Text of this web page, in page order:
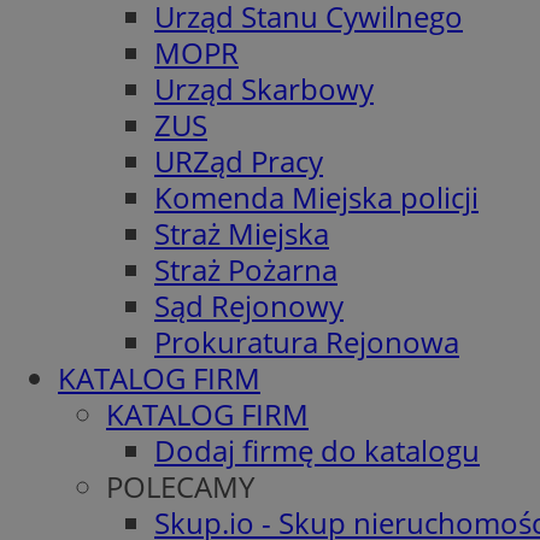
Urząd Stanu Cywilnego
MOPR
Urząd Skarbowy
ZUS
URZąd Pracy
Komenda Miejska policji
Straż Miejska
Straż Pożarna
Sąd Rejonowy
Prokuratura Rejonowa
KATALOG FIRM
KATALOG FIRM
Dodaj firmę do katalogu
POLECAMY
Skup.io - Skup